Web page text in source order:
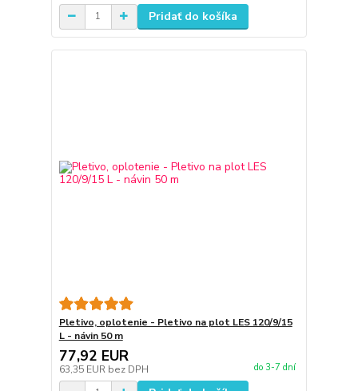
Pridať do košíka
Pletivo, oplotenie - Pletivo na plot LES 120/9/15
L - návin 50 m
77,92 EUR
63,35 EUR bez DPH do 3-7 dní